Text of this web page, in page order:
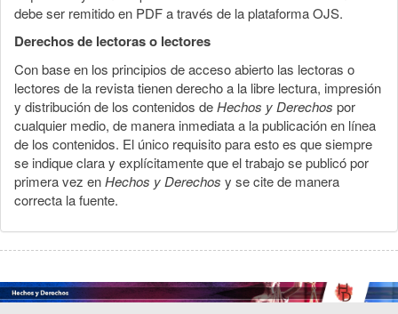
debe ser remitido en PDF a través de la plataforma OJS.
Derechos de lectoras o lectores
Con base en los principios de acceso abierto las lectoras o
lectores de la revista tienen derecho a la libre lectura, impresión
y distribución de los contenidos deHechos y Derechos por
cualquier medio, de manera inmediata a la publicación en línea
de los contenidos. El único requisito para esto es que siempre
se indique clara y explícitamente que el trabajo se publicó por
primera vez enHechos y Derechos y se cite de manera
correcta la fuente.